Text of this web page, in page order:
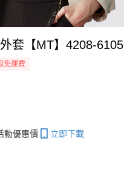
套【MT】4208-6105
免運費
動優惠價 立即下載